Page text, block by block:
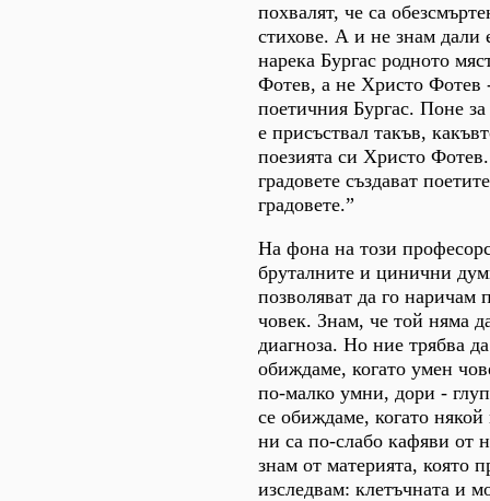
похвалят, че са
стихове. А и не знам дали
нарека Бургас родното
Фотев, а не Христо Фотев
поетичния Бургас. Поне
е присъствал такъв,
поезията си Христо
градовете създават
градовете.”
На фона на този
бруталните и цинични
позволяват да го наричам
човек. Знам, че той няма
диагноза. Но ние трябва
обиждаме, когато умен
по-малко умни, дори -
се обиждаме, когато
ни са по-слабо кафяви от
знам от материята, която
изследвам: клетъчната и